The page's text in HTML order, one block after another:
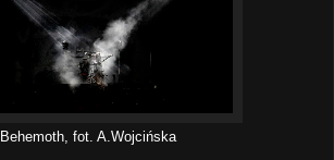
Behemoth, fot. A.Wojcińska